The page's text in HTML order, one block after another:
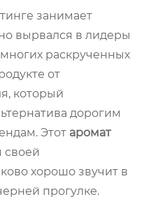
занимает
вырвался в лидеры
раскрученных
от
который
дорогим
Этот аромат
своей
хорошо звучит в
прогулке.